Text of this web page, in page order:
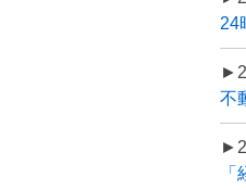
24
不